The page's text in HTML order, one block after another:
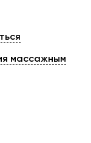
массажным